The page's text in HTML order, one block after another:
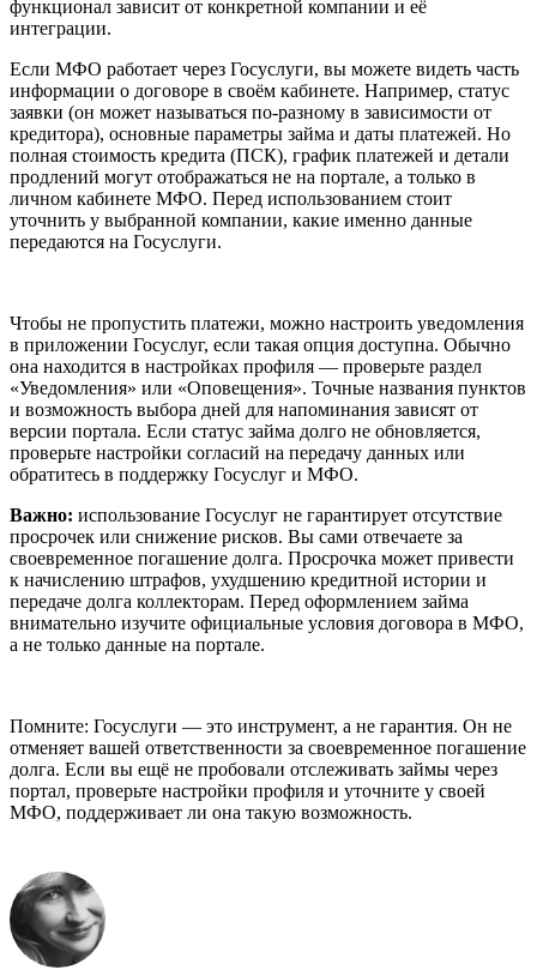
функционал зависит от конкретной компании и её
интеграции.
Если МФО работает через Госуслуги, вы можете видеть часть
информации о договоре в своём кабинете. Например, статус
заявки (он может называться по-разному в зависимости от
кредитора), основные параметры займа и даты платежей. Но
полная стоимость кредита (ПСК), график платежей и детали
продлений могут отображаться не на портале, а только в
личном кабинете МФО. Перед использованием стоит
уточнить у выбранной компании, какие именно данные
передаются на Госуслуги.
Чтобы не пропустить платежи, можно настроить уведомления
в приложении Госуслуг, если такая опция доступна. Обычно
она находится в настройках профиля — проверьте раздел
«Уведомления» или «Оповещения». Точные названия пунктов
и возможность выбора дней для напоминания зависят от
версии портала. Если статус займа долго не обновляется,
проверьте настройки согласий на передачу данных или
обратитесь в поддержку Госуслуг и МФО.
Важно: использование Госуслуг не гарантирует отсутствие
просрочек или снижение рисков. Вы сами отвечаете за
своевременное погашение долга. Просрочка может привести
к начислению штрафов, ухудшению кредитной истории и
передаче долга коллекторам. Перед оформлением займа
внимательно изучите официальные условия договора в МФО,
а не только данные на портале.
Помните: Госуслуги — это инструмент, а не гарантия. Он не
отменяет вашей ответственности за своевременное погашение
долга. Если вы ещё не пробовали отслеживать займы через
портал, проверьте настройки профиля и уточните у своей
МФО, поддерживает ли она такую возможность.